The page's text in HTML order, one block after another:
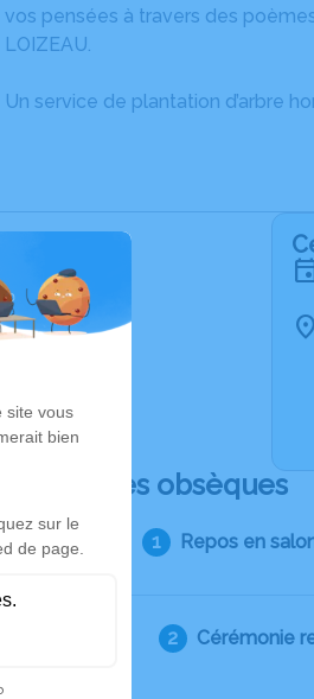
vos pensées à travers des
LOIZEAU.
Un service de plantation d’arbre
Déroulé des obsèques
Repos en
Cérémonie